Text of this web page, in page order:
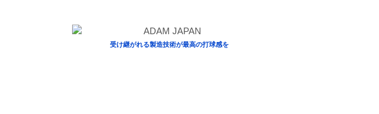
受け継がれる製造技術が最高の打球感を